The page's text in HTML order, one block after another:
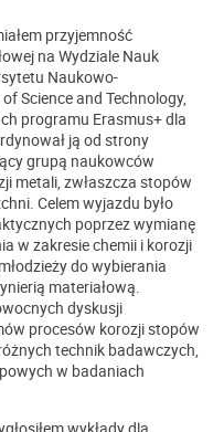
przyjemność
na Wydziale Nauk
Naukowo-
Science and Technology,
programu Erasmus+ dla
ją od strony
grupą naukowców
metali, zwłaszcza stopów
Celem wyjazdu było
poprzez wymianę
w zakresie chemii i korozji
do wybierania
materiałową.
dyskusji
procesów korozji stopów
technik badawczych,
w badaniach